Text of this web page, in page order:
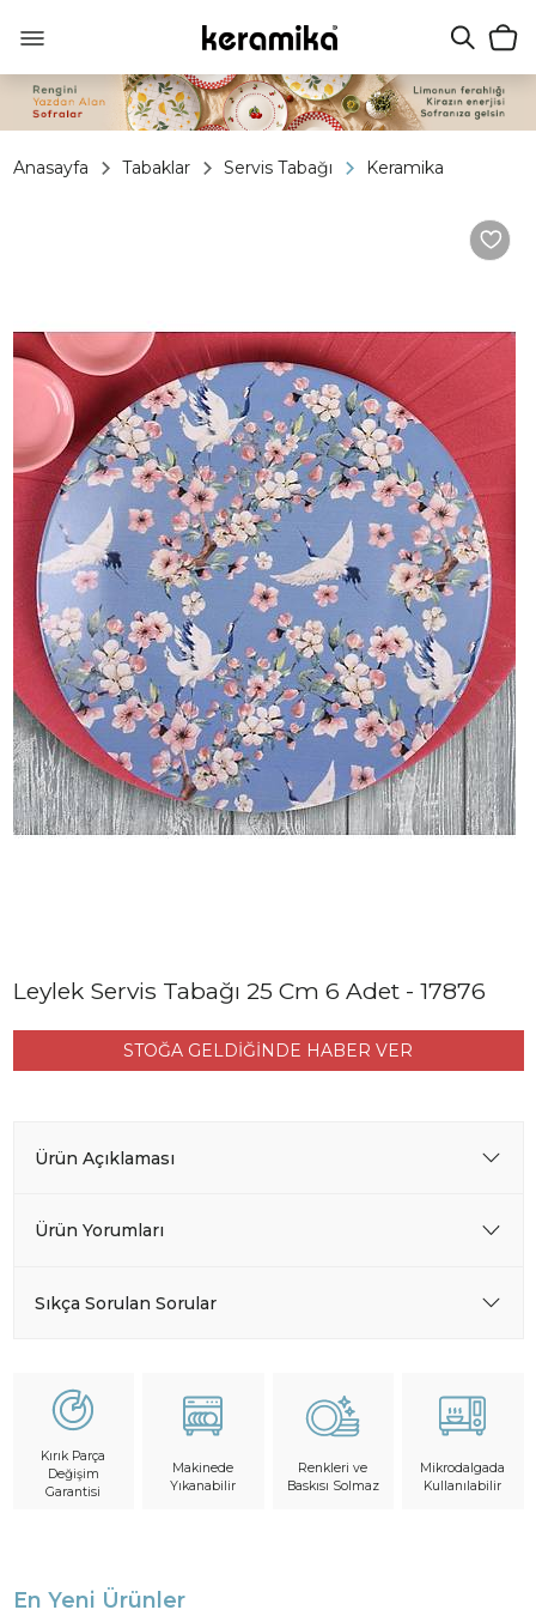
Anasayfa Tabaklar Servis Tabağı Keramika
Leylek Servis Tabağı 25 Cm 6 Adet - 17876
STOĞA GELDİĞİNDE HABER VER
Ürün Açıklaması
Ürün Yorumları
Sıkça Sorulan Sorular
Kırık Parça
Değişim
Garantisi
Makinede
Yıkanabilir
Renkleri ve
Baskısı Solmaz
Mikrodalgada
Kullanılabilir
En Yeni Ürünler